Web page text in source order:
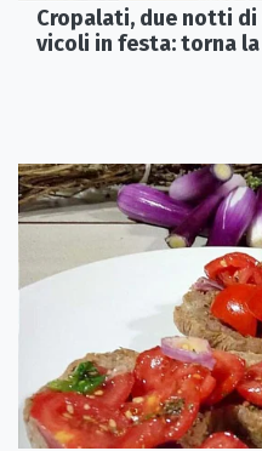
Cropalati, due notti di
vicoli in festa: torna la